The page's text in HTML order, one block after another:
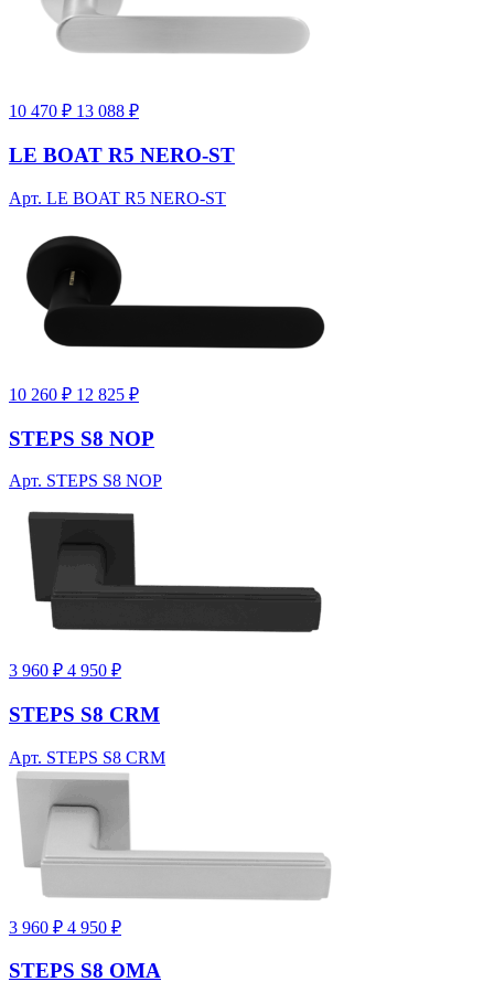
10 470 ₽ 13 088 ₽
LE BOAT R5 NERO-ST
Арт. LE BOAT R5 NERO-ST
10 260 ₽ 12 825 ₽
STEPS S8 NOP
Арт. STEPS S8 NOP
3 960 ₽ 4 950 ₽
STEPS S8 CRM
Арт. STEPS S8 CRM
3 960 ₽ 4 950 ₽
STEPS S8 OMA